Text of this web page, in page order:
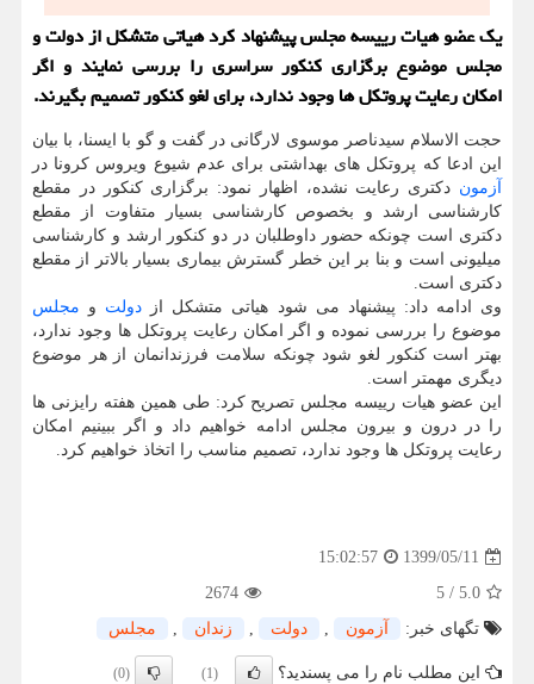
یك عضو هیات رییسه مجلس پیشنهاد كرد هیاتی متشكل از دولت و
مجلس موضوع برگزاری كنكور سراسری را بررسی نمایند و اگر
امكان رعایت پروتكل ها وجود ندارد، برای لغو كنكور تصمیم بگیرند.
حجت الاسلام سیدناصر موسوی لارگانی در گفت و گو با ایسنا، با بیان
این ادعا که پروتکل های بهداشتی برای عدم شیوع ویروس کرونا در
آزمون دکتری رعایت نشده، اظهار نمود: برگزاری کنکور در مقطع
کارشناسی ارشد و بخصوص کارشناسی بسیار متفاوت از مقطع
دکتری است چونکه حضور داوطلبان در دو کنکور ارشد و کارشناسی
میلیونی است و بنا بر این خطر گسترش بیماری بسیار بالاتر از مقطع
دکتری است.
وی ادامه داد: پیشنهاد می شود هیاتی متشکل از دولت و مجلس
موضوع را بررسی نموده و اگر امکان رعایت پروتکل ها وجود ندارد،
بهتر است کنکور لغو شود چونکه سلامت فرزندانمان از هر موضوع
دیگری مهمتر است.
این عضو هیات رییسه مجلس تصریح کرد: طی همین هفته رایزنی ها
را در درون و بیرون مجلس ادامه خواهیم داد و اگر ببینیم امکان
رعایت پروتکل ها وجود ندارد، تصمیم مناسب را اتخاذ خواهیم کرد.
1399/05/11
15:02:57
5.0
/
5
2674
تگهای خبر:
آزمون , دولت , زندان , مجلس
این مطلب نام را می پسندید؟ (1)
(0)